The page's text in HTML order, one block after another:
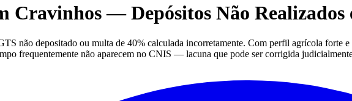
Cravinhos — Depósitos Não Realizados
não depositado ou multa de 40% calculada incorretamente. Com perfil agrícola forte
frequentemente não aparecem no CNIS — lacuna que pode ser corrigida